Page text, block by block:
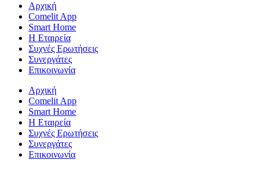
Αρχική
Comelit App
Smart Home
Η Εταιρεία
Συχνές Ερωτήσεις
Συνεργάτες
Επικοινωνία
Αρχική
Comelit App
Smart Home
Η Εταιρεία
Συχνές Ερωτήσεις
Συνεργάτες
Επικοινωνία